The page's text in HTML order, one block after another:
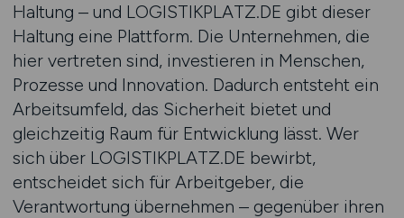
Haltung – und LOGISTIKPLATZ.DE gibt dieser
Haltung eine Plattform. Die Unternehmen, die
hier vertreten sind, investieren in Menschen,
Prozesse und Innovation. Dadurch entsteht ein
Arbeitsumfeld, das Sicherheit bietet und
gleichzeitig Raum für Entwicklung lässt. Wer
sich über LOGISTIKPLATZ.DE bewirbt,
entscheidet sich für Arbeitgeber, die
Verantwortung übernehmen – gegenüber ihren